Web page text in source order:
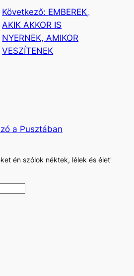
Következő: EMBEREK,
AKIK AKKOR IS
NYERNEK, AMIKOR
VESZÍTENEK
a Pusztában
én szólok néktek, lélek és élet'